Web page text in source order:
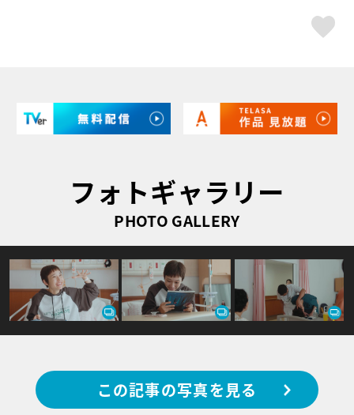
フォトギャラリー
PHOTO GALLERY
この記事の写真を見る